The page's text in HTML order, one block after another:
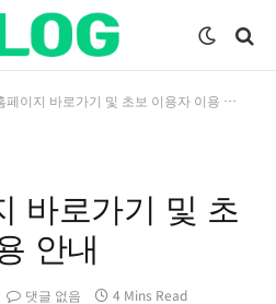
페이지 바로가기 및 초보 이용자 이용 안내
바로가기 및 초
안내
댓글 없음 4 Mins Read